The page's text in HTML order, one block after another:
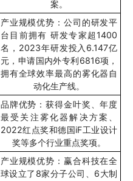
案。
产业规模优势：公司的研发平
台目前拥有 研发专家超 1400
名， 2023年研发投入 6.147亿
元，申请国内外专利6816项，
拥有全球效率最高的雾化器自
动化生产线。
品牌优势：获得金叶奖、年度
最受关注雾化器解决方案、
2022红点奖和德国iF工业设计
奖等多个行业重点奖项。
产业规模优势：赢合科技在全
球设立了 8家分子公司、 6大制